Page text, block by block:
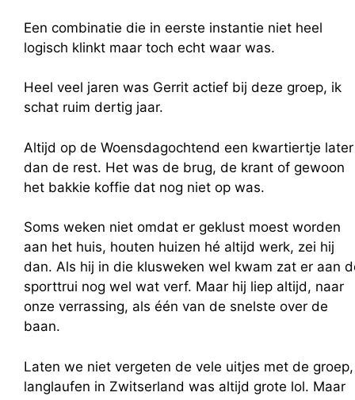
Een combinatie die in eerste instantie niet heel
logisch klinkt maar toch echt waar was.
Heel veel jaren was Gerrit actief bij deze groep, ik
schat ruim dertig jaar.
Altijd op de Woensdagochtend een kwartiertje later
dan de rest. Het was de brug, de krant of gewoon
het bakkie koffie dat nog niet op was.
Soms weken niet omdat er geklust moest worden
aan het huis, houten huizen hé altijd werk, zei hij
dan. Als hij in die klusweken wel kwam zat er aan
sporttrui nog wel wat verf. Maar hij liep altijd, naar
onze verrassing, als één van de snelste over de
baan.
Laten we niet vergeten de vele uitjes met de groep,
langlaufen in Zwitserland was altijd grote lol. Maar